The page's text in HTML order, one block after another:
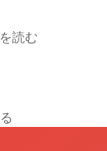
読む